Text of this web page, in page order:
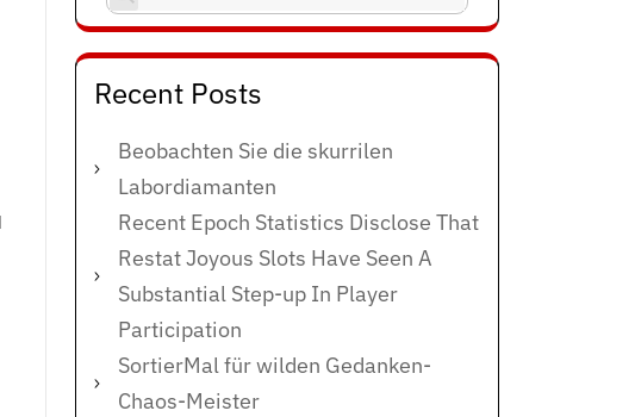
Recent Posts
Beobachten Sie die skurrilen
Labordiamanten
Recent Epoch Statistics Disclose That
Restat Joyous Slots Have Seen A
Substantial Step-up In Player
Participation
SortierMal für wilden Gedanken-
Chaos-Meister